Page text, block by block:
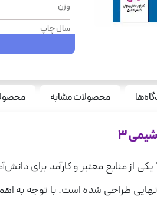
وزن
سال چاپ
سری
محصولات مشابه
"سیگنال ۲۰ شیمی ۳" یکی از منابع